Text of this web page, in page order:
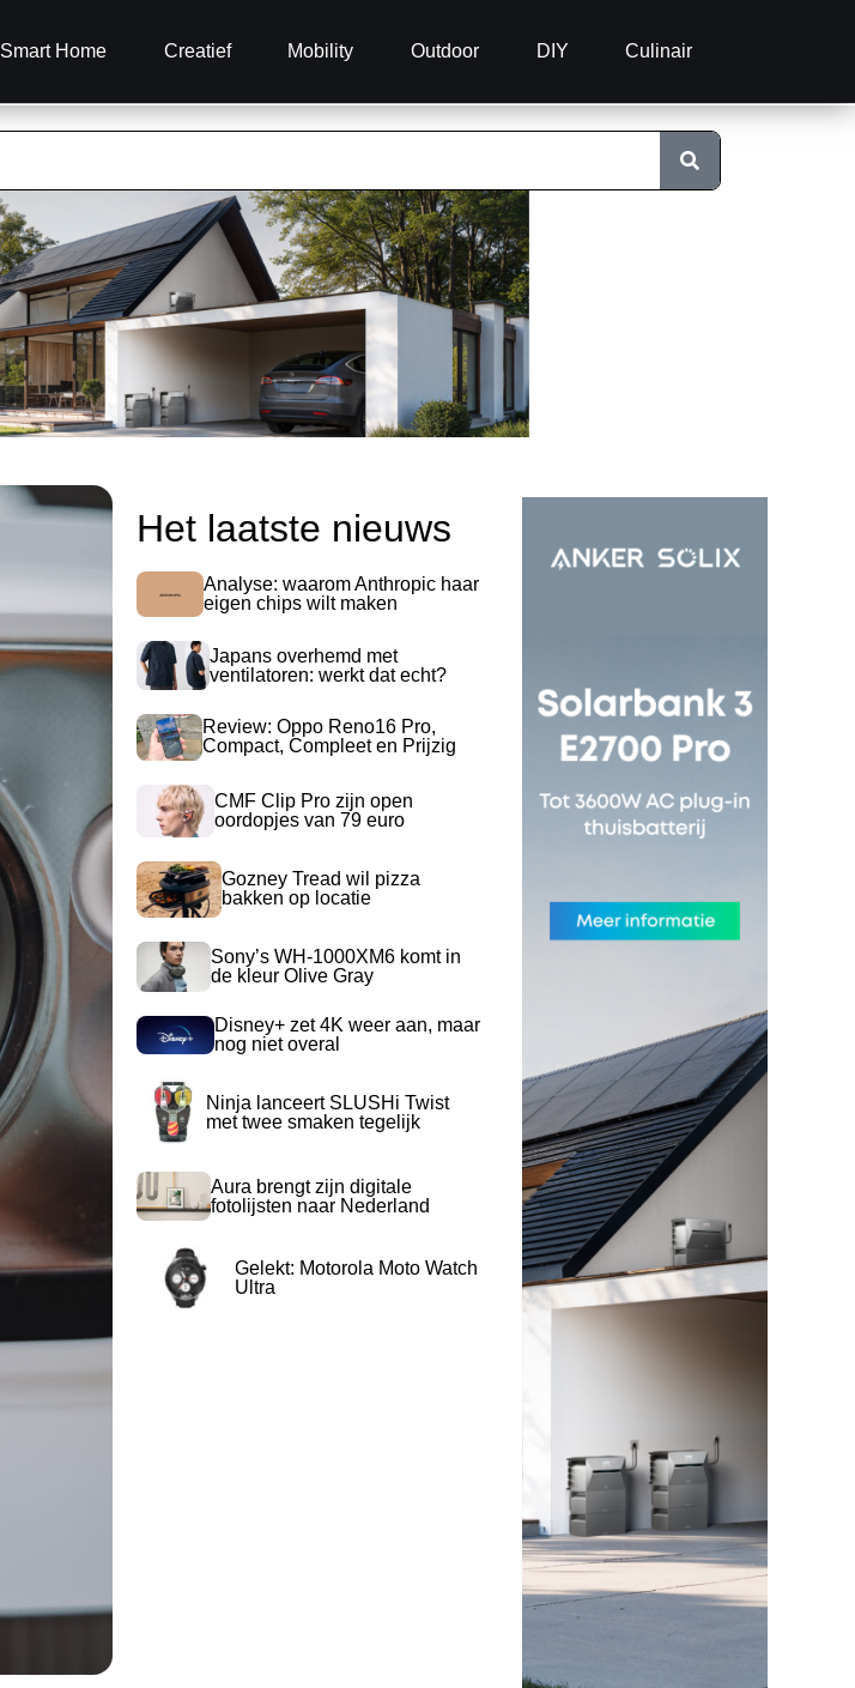
Smart Home Creatief Mobility Outdoor DIY Culinair
Het laatste nieuws
Analyse: waarom Anthropic haar
eigen chips wilt maken
Japans overhemd met
ventilatoren: werkt dat echt?
Review: Oppo Reno16 Pro,
Compact, Compleet en Prijzig
CMF Clip Pro zijn open
oordopjes van 79 euro
Gozney Tread wil pizza
bakken op locatie
Sony’s WH-1000XM6 komt in
de kleur Olive Gray
Disney+ zet 4K weer aan, maar
nog niet overal
Ninja lanceert SLUSHi Twist
met twee smaken tegelijk
Aura brengt zijn digitale
fotolijsten naar Nederland
Gelekt: Motorola Moto Watch
Ultra